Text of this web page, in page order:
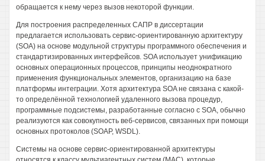
обращается к нему через вызов некоторой функции.
Для построения распределенных САПР в диссертации
предлагается использовать сервис-ориентированную архитектуру
(SOA) на основе модульной структуры программного обеспечения и
стандартизированных интерфейсов. SOA использует унификацию
основных операционных процессов, принципы неоднократного
применения функциональных элементов, организацию на базе
платформы интеграции. Хотя архитектура SOA не связана с какой-
то определённой технологией удаленного вызова процедур,
программные подсистемы, разработанные согласно с SOA, обычно
реализуются как совокупность веб-сервисов, связанных при помощи
основных протоколов (SOAP, WSDL).
Системы на основе сервис-ориентированной архитектуры